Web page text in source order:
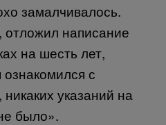
замалчивалось.
отложил написание
на шесть лет,
ознакомился с
указаний на
было».